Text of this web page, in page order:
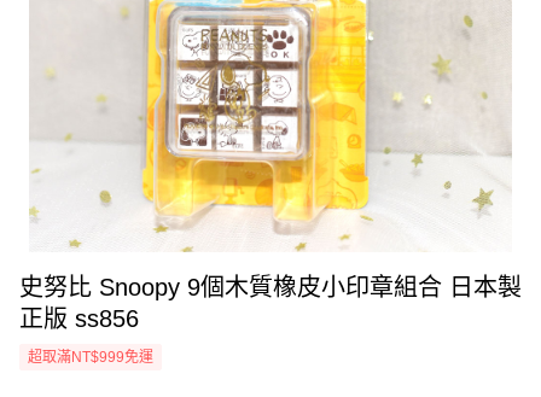
史努比 Snoopy 9個木質橡皮小印章組合 日本製
正版 ss856
超取滿NT$999免運